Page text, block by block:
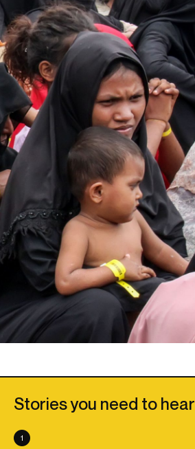
Stories you need to hear
1